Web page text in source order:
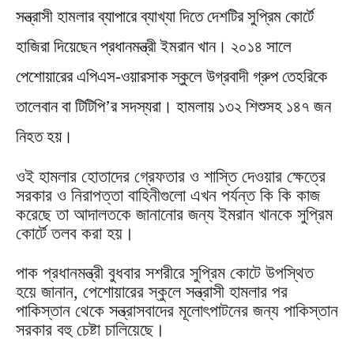
সন্ত্রাসী হামলার ব্যাপারে ব্যাখ্যা দিতে দেশটির সুপ্রিম কোর্টে
হাজিরা দিয়েছেন প্রধানমন্ত্রী ইমরান খান। ২০১৪ সালে
পেশোয়ারের এপিএস-ওয়ারসাক স্কুলে উগ্রবাদী গ্রুপ তেহরিকে
তালেবান বা টিটিপি’র সদস্যরা। হামলায় ১৩২ শিশুসহ ১৪৭ জন
নিহত হয়।
ওই হামলার হোতাদের গ্রেফতার ও শাস্তি দেওয়ার ক্ষেত্রে
সরকার ও নিরাপত্তা বাহিনীগুলো এখন পর্যন্ত কি কি কাজ
করেছে তা আদালতকে জানানোর জন্য ইমরান খানকে সুপ্রিম
কোর্টে তলব করা হয়।
পাক প্রধানমন্ত্রী বুধবার সশরীরে সুপ্রিম কোটে উপস্থিত
হয়ে জানান, পেশোয়ারের স্কুলে সন্ত্রাসী হামলার পর
পাকিস্তান থেকে সন্ত্রাসবাদের মূলোৎপাটনের জন্য পাকিস্তান
সরকার বহু চেষ্টা চালিয়েছে।